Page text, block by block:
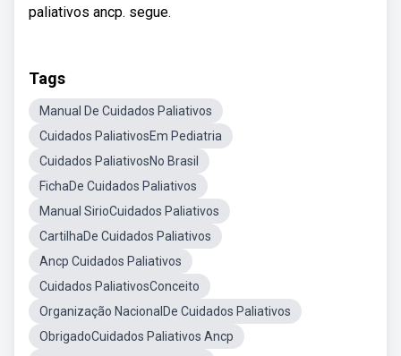
paliativos ancp. segue.
Tags
Manual De Cuidados Paliativos
Cuidados PaliativosEm Pediatria
Cuidados PaliativosNo Brasil
FichaDe Cuidados Paliativos
Manual SirioCuidados Paliativos
CartilhaDe Cuidados Paliativos
Ancp Cuidados Paliativos
Cuidados PaliativosConceito
Organização NacionalDe Cuidados Paliativos
ObrigadoCuidados Paliativos Ancp